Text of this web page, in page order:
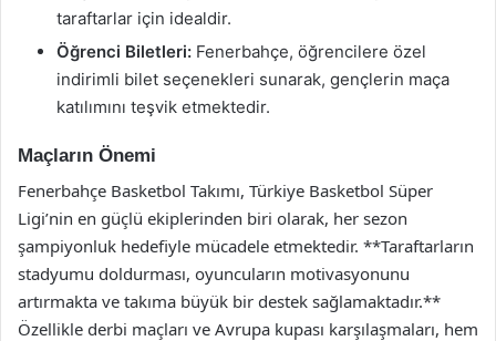
taraftarlar için idealdir.
Öğrenci Biletleri: Fenerbahçe, öğrencilere özel
indirimli bilet seçenekleri sunarak, gençlerin maça
katılımını teşvik etmektedir.
Maçların Önemi
Fenerbahçe Basketbol Takımı, Türkiye Basketbol Süper
Ligi’nin en güçlü ekiplerinden biri olarak, her sezon
şampiyonluk hedefiyle mücadele etmektedir. **Taraftarların
stadyumu doldurması, oyuncuların motivasyonunu
artırmakta ve takıma büyük bir destek sağlamaktadır.**
Özellikle derbi maçları ve Avrupa kupası karşılaşmaları, hem